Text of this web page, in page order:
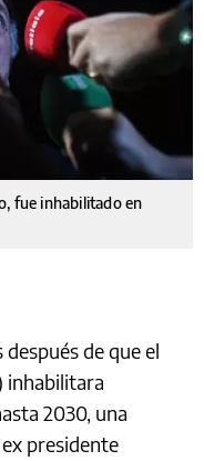
fue inhabilitado en
de que el
inhabilitara
2030, una
presidente